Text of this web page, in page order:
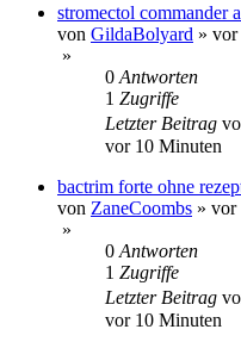
stromectol commander
von GildaBolyard » vor
»
0 Antworten
1 Zugriffe
Letzter Beitrag
vor 10 Minuten
bactrim forte ohne
von ZaneCoombs » vor
»
0 Antworten
1 Zugriffe
Letzter Beitrag
vor 10 Minuten